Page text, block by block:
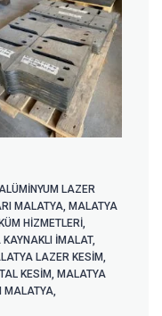
LAZER
MALATYA, MALATYA
HIZMETLERI,
KAYNAKLI IMALAT,
LAZER KESIM,
KESIM, MALATYA
MALATYA,